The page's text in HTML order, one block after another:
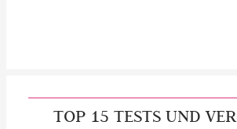
TOP 15 TESTS UND